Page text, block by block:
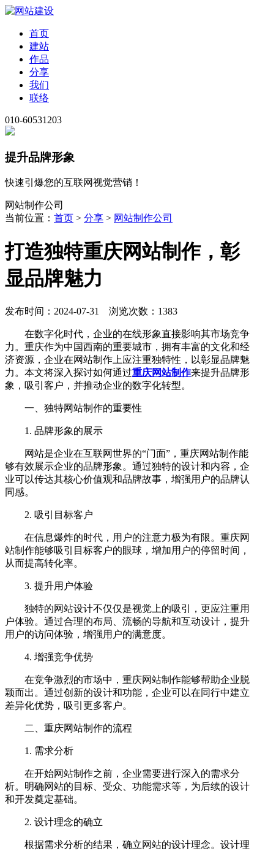
首页
建站
作品
分享
我们
联络
010-60531203
提升品牌形象
快速引爆您的互联网视觉营销！
网站制作公司
当前位置： 首页 > 分享 > 网站制作公司
打造独特重庆网站制作，彰
显品牌魅力
发布时间：2024-07-31 浏览次数：1383
在数字化时代，企业的在线形象直接影响其市场竞争
力。重庆作为中国西南的重要城市，拥有丰富的文化和经
济资源，企业在网站制作上应注重独特性，以彰显品牌魅
力。本文将深入探讨如何通过重庆网站制作来提升品牌形
象，吸引客户，并推动企业的数字化转型。
一、独特网站制作的重要性
1. 品牌形象的展示
网站是企业在互联网世界的“门面”，重庆网站制作能
够有效展示企业的品牌形象。通过独特的设计和内容，企
业可以传达其核心价值观和品牌故事，增强用户的品牌认
同感。
2. 吸引目标客户
在信息爆炸的时代，用户的注意力极为有限。重庆网
站制作能够吸引目标客户的眼球，增加用户的停留时间，
从而提高转化率。
3. 提升用户体验
独特的网站设计不仅仅是视觉上的吸引，更应注重用
户体验。通过合理的布局、流畅的导航和互动设计，提升
用户的访问体验，增强用户的满意度。
4. 增强竞争优势
在竞争激烈的市场中，重庆网站制作能够帮助企业脱
颖而出。通过创新的设计和功能，企业可以在同行中建立
差异化优势，吸引更多客户。
二、重庆网站制作的流程
1. 需求分析
在开始网站制作之前，企业需要进行深入的需求分
析。明确网站的目标、受众、功能需求等，为后续的设计
和开发奠定基础。
2. 设计理念的确立
根据需求分析的结果，确立网站的设计理念。设计理